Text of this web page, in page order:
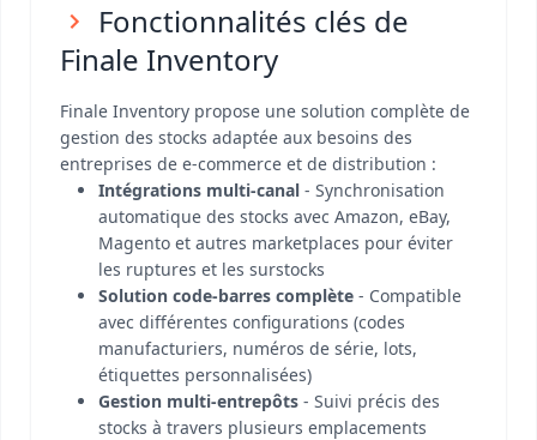
Fonctionnalités clés de
Finale Inventory
Finale Inventory propose une solution complète de
gestion des stocks adaptée aux besoins des
entreprises de e-commerce et de distribution :
Intégrations multi-canal - Synchronisation
automatique des stocks avec Amazon, eBay,
Magento et autres marketplaces pour éviter
les ruptures et les surstocks
Solution code-barres complète - Compatible
avec différentes configurations (codes
manufacturiers, numéros de série, lots,
étiquettes personnalisées)
Gestion multi-entrepôts - Suivi précis des
stocks à travers plusieurs emplacements